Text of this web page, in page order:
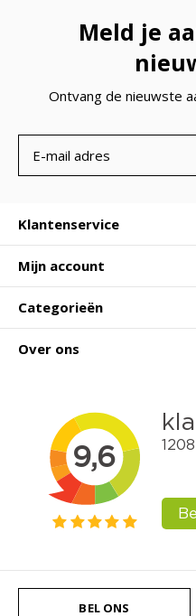
Meld je
Ontvang de nieuwste
Klantenservice
Mijn account
Categorieën
Over ons
BEL ONS